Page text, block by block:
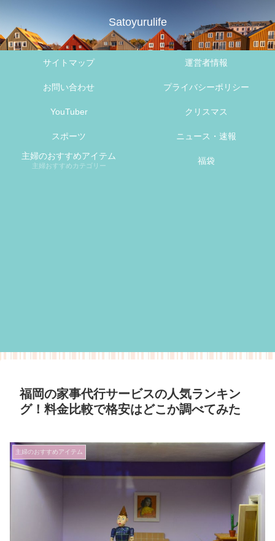
Satoyurulife
サイトマップ 運営者情報
お問い合わせ プライバシーポリシー
YouTuber クリスマス
スポーツ
ニュース・速報
主婦のおすすめアイテム
主婦おすすめカテゴリー 福袋
福岡の家事代行サービスの人気ランキン
グ！料金比較で格安はどこか調べてみた
主婦のおすすめアイテム